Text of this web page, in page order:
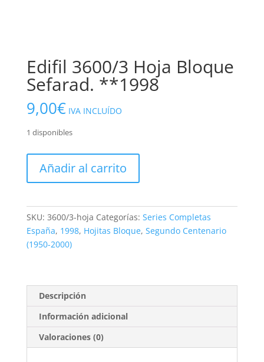
Edifil 3600/3 Hoja Bloque
Sefarad. **1998
9,00€ IVA INCLUÍDO
1 disponibles
3600/3
Sefarad.
**1998
cantidad
Añadir al carrito
SKU: 3600/3-hoja Categorías: Series Completas
España, 1998, Hojitas Bloque, Segundo Centenario
(1950-2000)
Descripción
Información adicional
Valoraciones (0)